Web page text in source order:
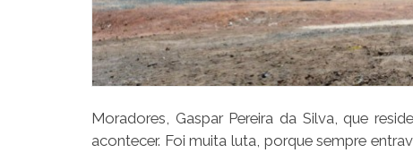
Moradores, Gaspar Pereira da Silva, que
acontecer. Foi muita luta, porque sempre